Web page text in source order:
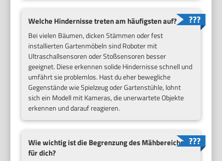
Welche Hindernisse treten am häufigsten auf?
Bei vielen Bäumen, dicken Stämmen oder fest
installierten Gartenmöbeln sind Roboter mit
Ultraschallsensoren oder Stoßsensoren besser
geeignet. Diese erkennen solide Hindernisse schnell und
umfährt sie problemlos. Hast du eher bewegliche
Gegenstände wie Spielzeug oder Gartenstühle, lohnt
sich ein Modell mit Kameras, die unerwartete Objekte
erkennen und darauf reagieren.
Wie wichtig ist die Begrenzung des Mähbereichs
für dich?